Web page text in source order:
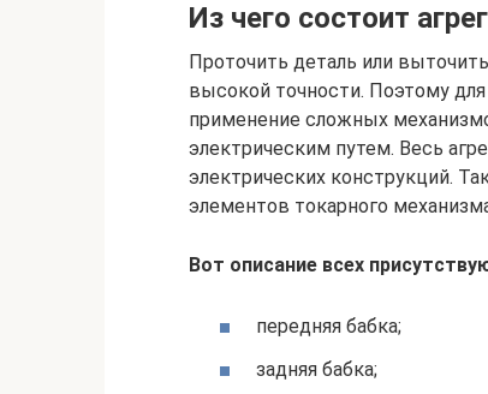
Из чего состоит
Проточить деталь или
высокой точности. Поэтому
применение сложных
электрическим путем. Весь
электрических конструкций.
элементов токарного
Вот описание всех
передняя бабка;
задняя бабка;